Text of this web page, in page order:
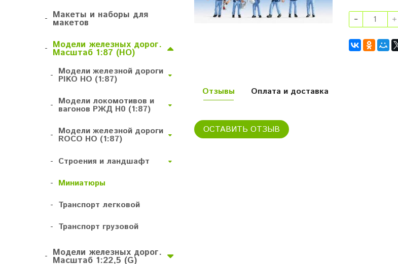
Отзывы
ОСТАВИТЬ ОТЗЫВ
Оплата и доставка
- Макеты и наборы для
макетов
- Модели железных дорог.
Масштаб 1:87 (HO)
- Модели железной дороги
PIKO HO (1:87)
- Модели локомотивов и
вагонов РЖД H0 (1:87)
- Модели железной дороги
ROCO HO (1:87)
- Строения и ландшафт
- Миниатюры
- Транспорт легковой
- Транспорт грузовой
- Модели железных дорог.
Масштаб 1:22,5 (G)